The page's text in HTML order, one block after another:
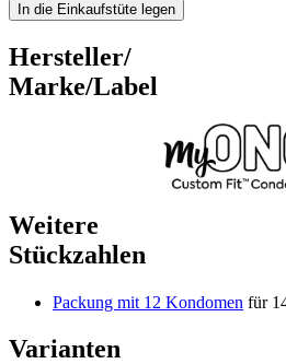
In die Einkaufstüte legen
Hersteller/
Marke/Label
Weitere
Stückzahlen
Packung mit 12 Kondomen für
Varianten